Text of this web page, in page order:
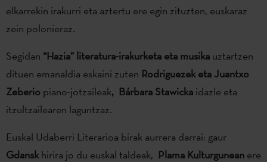
elkarrekin irakurri eta aztertu ere egin zituzten, euskaraz
zein polonieraz.
Segidan “Hazia” literatura-irakurketa eta musika uztartzen
dituen emanaldia eskaini zuten Rodriguezek eta Juantxo
Zeberio piano-jotzaileak, Bárbara Stawicka idazle eta
itzultzailearen laguntzaz.
Euskal Udaberri Literarioa birak aurrera darrai: gaur
Gdanskhirira jo du euskal taldeak, Plama Kulturgunean ere